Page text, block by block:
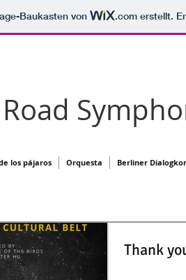
Baukasten von .com erstellt.
los pájaros Orquesta Berliner
Thank